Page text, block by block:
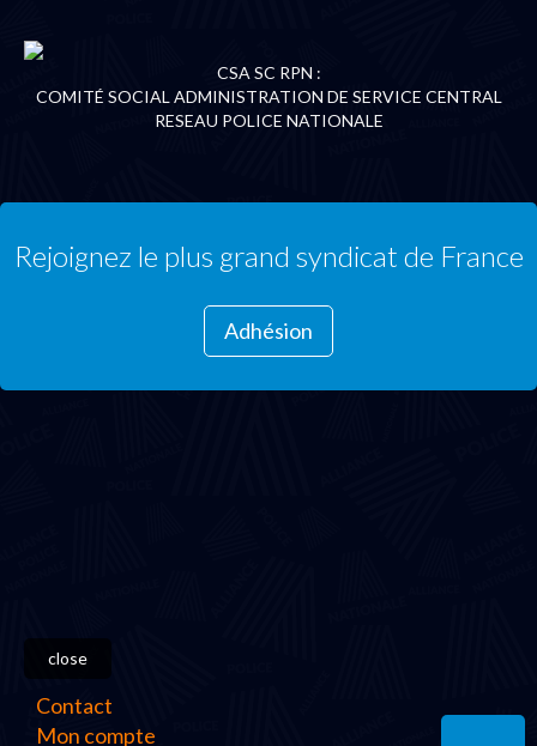
CSA SC RPN :
COMITÉ SOCIAL ADMINISTRATION DE SERVICE CENTRAL
RESEAU POLICE NATIONALE
Rejoignez le plus grand syndicat de France
Adhésion
close
Contact
Mon compte